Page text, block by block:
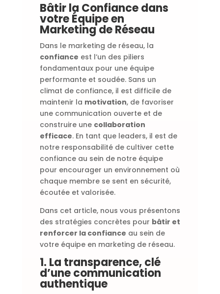
Bâtir la Confiance dans
votre Équipe en
Marketing de Réseau
Dans le marketing de réseau, la
confiance est l’un des piliers
fondamentaux pour une équipe
performante et soudée. Sans un
climat de confiance, il est difficile de
maintenir la motivation, de favoriser
une communication ouverte et de
construire une collaboration
efficace. En tant que leaders, il est de
notre responsabilité de cultiver cette
confiance au sein de notre équipe
pour encourager un environnement où
chaque membre se sent en sécurité,
écoutée et valorisée.
Dans cet article, nous vous présentons
des stratégies concrètes pour bâtir et
renforcer la confiance au sein de
votre équipe en marketing de réseau.
1. La transparence, clé
d’une communication
authentique